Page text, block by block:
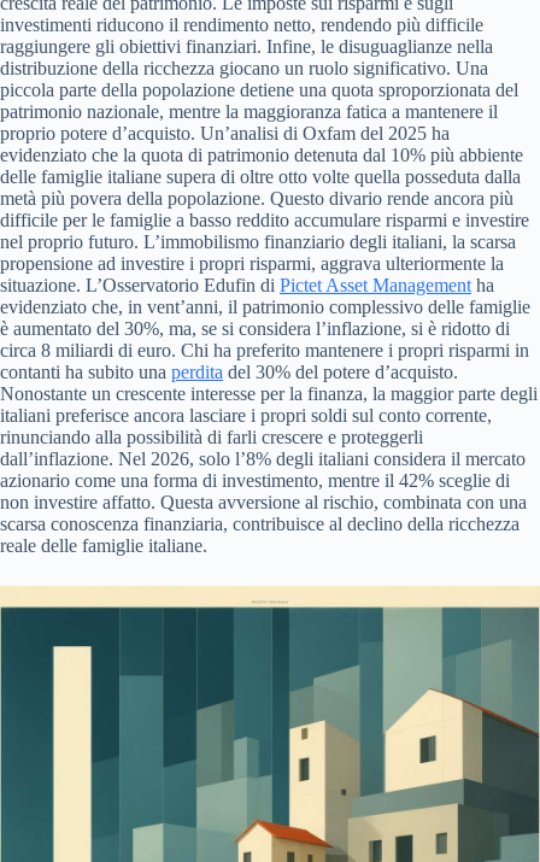
investimenti riducono il rendimento netto, rendendo più difficile
raggiungere gli obiettivi finanziari. Infine, le disuguaglianze nella
distribuzione della ricchezza giocano un ruolo significativo. Una
piccola parte della popolazione detiene una quota sproporzionata del
patrimonio nazionale, mentre la maggioranza fatica a mantenere il
proprio potere d’acquisto. Un’analisi di Oxfam del 2025 ha
evidenziato che la quota di patrimonio detenuta dal 10% più abbiente
delle famiglie italiane supera di oltre otto volte quella posseduta dalla
metà più povera della popolazione. Questo divario rende ancora più
difficile per le famiglie a basso reddito accumulare risparmi e investire
nel proprio futuro. L’immobilismo finanziario degli italiani, la scarsa
propensione ad investire i propri risparmi, aggrava ulteriormente la
situazione. L’Osservatorio Edufin di Pictet Asset Management ha
evidenziato che, in vent’anni, il patrimonio complessivo delle famiglie
è aumentato del 30%, ma, se si considera l’inflazione, si è ridotto di
circa 8 miliardi di euro. Chi ha preferito mantenere i propri risparmi in
contanti ha subito una perdita del 30% del potere d’acquisto.
Nonostante un crescente interesse per la finanza, la maggior parte degli
italiani preferisce ancora lasciare i propri soldi sul conto corrente,
rinunciando alla possibilità di farli crescere e proteggerli
dall’inflazione. Nel 2026, solo l’8% degli italiani considera il mercato
azionario come una forma di investimento, mentre il 42% sceglie di
non investire affatto. Questa avversione al rischio, combinata con una
scarsa conoscenza finanziaria, contribuisce al declino della ricchezza
reale delle famiglie italiane.